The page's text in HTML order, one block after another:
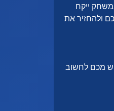
ייקח
ולהחזיר את
מכם לחשוב